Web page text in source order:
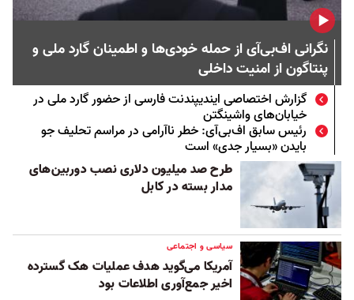
نگرانی اف‌بی‌آی از حمله خودی‌ها و اطمینان گارد ملی و
پنتاگون از امنیت داخلی
گزارش اختصاصی ایندیپندنت فارسی از حضور گارد ملی در
خیابان‌های واشینگتن
رئیس سابق اف‌بی‌آی: خطر ناآرامی در مراسم تحلیف جو
بایدن «بسیار جدی» است
طرح صد میلیون دلاری نصب دوربین‌های
مدار بسته در کابل
سیاسی و اجتماعی
آمریکا می‌گوید هدف عملیات هک گسترده
اخیر جمع‌آوری اطلاعات بود